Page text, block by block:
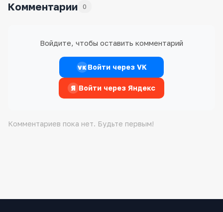
Комментарии 0
Войдите, чтобы оставить комментарий
VKВойти через VK
Я Войти через Яндекс
Комментариев пока нет. Будьте первым!